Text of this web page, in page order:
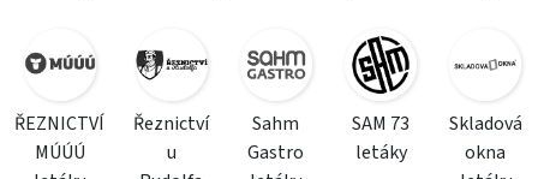
ŘEZNICTVÍ
MÚÚÚ
Řeznictví
u
Sahm
Gastro
SAM 73
letáky
Skladová
okna